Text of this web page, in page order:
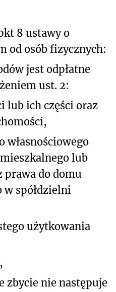
8 ustawy o
od osób fizycznych:
jest odpłatne
ust. 2:
lub ich części oraz
własnościowego
lub
prawa do domu
w spółdzielni
użytkowania
zbycie nie następuje